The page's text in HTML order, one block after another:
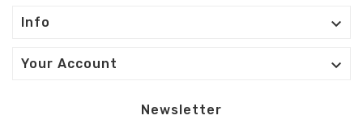
Info 
Your Account 
Newsletter